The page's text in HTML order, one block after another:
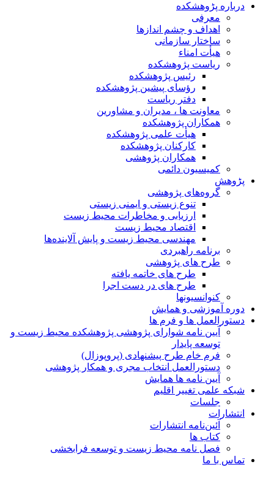
درباره پڑوهشکده
معرفی
اهداف و چشم اندازها
ساختار سازمانی
هیأت امناء
ریاست پژوهشکده
رئیس پژوهشکده
رؤسای پیشین پژوهشکده
دفتر ریاست
معاونت ها ، مدیران و مشاورین
همکاران پژوهشکده
هیأت علمی پژوهشکده
کارکنان پژوهشکده
همکاران پژوهشی
کمیسیون دائمی
پڑوهش
گروه‌های پژوهشی
تنوع زیستی و ایمنی زیستی
ارزیابی و مخاطرات محیط زیست
اقتصاد محیط زیست
مهندسی محیط زیست و پایش آلاینده‌ها
برنامه راهبردی
طرح های پژوهشی
طرح های خاتمه یافته
طرح های در دست اجرا
کنوانسیونها
دوره آموزشی و همایش
دستورالعمل ها و فرم ها
آیین نامه شوارای پژوهشی پژوهشکده محیط زیست و
توسعه پایدار
فرم خام طرح پیشنهادی (پروپوزال)
دستورالعمل انتخاب مجری و همکار پژوهشی
آیین نامه ها همایش
شبکه علمی تغییر اقلیم
جلسات
انتشارات
آئین‌نامه انتشارات
کتاب ها
فصل نامه محیط زیست و توسعه فرابخشی
تماس با ما